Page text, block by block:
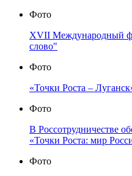
Фото
XVII Международный
слово"
Фото
«Точки Роста –
Фото
В Россотрудничестве
«Точки Роста: мир
Фото